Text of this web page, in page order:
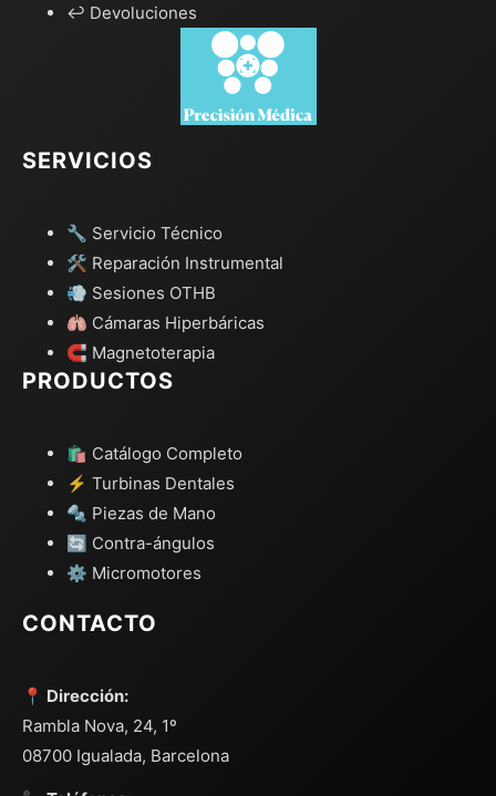
↩️ Devoluciones
SERVICIOS
🔧 Servicio Técnico
🛠️ Reparación Instrumental
💨 Sesiones OTHB
🫁 Cámaras Hiperbáricas
🧲 Magnetoterapia
PRODUCTOS
🛍️ Catálogo Completo
⚡ Turbinas Dentales
🔩 Piezas de Mano
🔄 Contra-ángulos
⚙️ Micromotores
CONTACTO
📍 Dirección:
Rambla Nova, 24, 1º
08700 Igualada, Barcelona